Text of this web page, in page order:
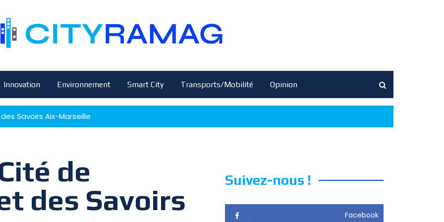
Innovation Environnement Smart City Transports/Mobilité Opinion
Savoirs Aix-Marseille
de
des Savoirs
Suivez-nous !
Facebook